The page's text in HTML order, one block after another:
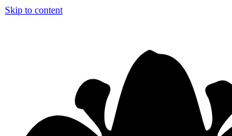
Skip to content